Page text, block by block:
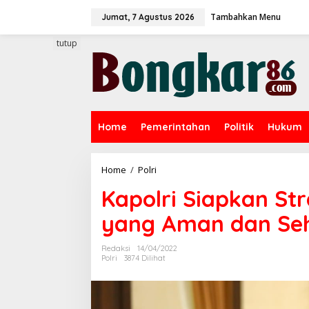
Jumat, 7 Agustus 2026 Tambahkan Menu
Home Pemerintahan Politik Hukum
tutup
Home / Polri
p
o
S
a
Kapolri Siapkan
yang Aman dan
Redaksi
14/04/2022
Polri
3874 Dilihat